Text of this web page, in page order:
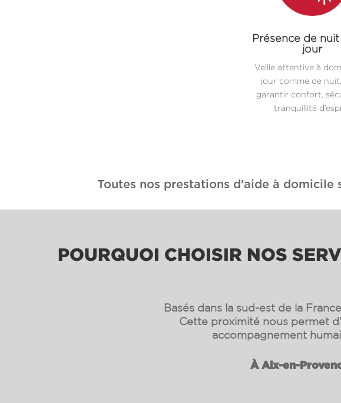
Présence de
jour
Veille attentive à
jour comme de
garantir confort,
tranquillité
Toutes nos prestations d’aide à
POURQUOI CHOISIR NOS
Basés dans la sud-est de la
Cette proximité nous permet
accompagnement
À Aix-en-